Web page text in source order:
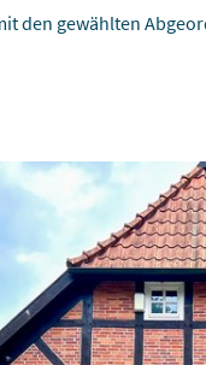
den gewählten